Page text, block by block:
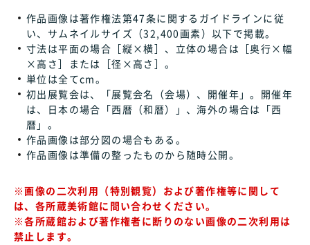
作品画像は著作権法第47条に関するガイドラインに従
い、サムネイルサイズ（32,400画素）以下で掲載。
寸法は平面の場合［縦×横］、立体の場合は［奥行×幅
×高さ］または［径×高さ］。
単位は全てcm。
初出展覧会は、「展覧会名（会場）、開催年」。開催年
は、日本の場合「西暦（和暦）」、海外の場合は「西
暦」。
作品画像は部分図の場合もある。
作品画像は準備の整ったものから随時公開。
※画像の二次利用（特別観覧）および著作権等に関して
は、各所蔵美術館に問い合わせください。
※各所蔵館および著作権者に断りのない画像の二次利用は
禁止します。